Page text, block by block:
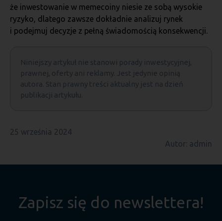
że inwestowanie w memecoiny niesie ze sobą wysokie
ryzyko, dlatego zawsze dokładnie analizuj rynek
i podejmuj decyzje z pełną świadomością konsekwencji.
Niniejszy artykuł nie stanowi porady inwestycyjnej,
prawnej, oferty ani reklamy. Jest jedynie opinią
autora. Stan prawny treści aktualny jest na dzień
publikacji artykułu.
25 września 2024
Autor: admin
Zapisz się do newslettera!